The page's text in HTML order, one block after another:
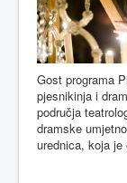
Gost programa
pjesnikinja i
područja
dramske
urednica, koja